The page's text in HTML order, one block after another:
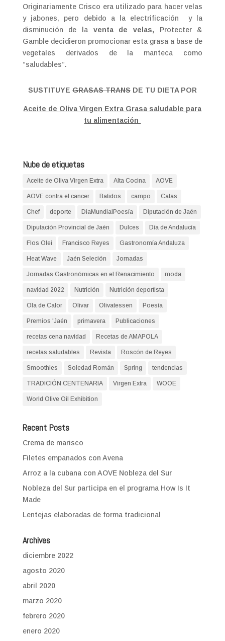
Originariamente Crisco era utilizado para hacer velas
y jabones, pero debido a la electrificación y la
disminución de la venta de velas, Protecter &
Gamble decidieron promocionar esta grasa a base de
vegetales derivados de la manteca como
“saludables”.
SUSTITUYE GRASAS TRANSDE TU DIETA POR
Aceite de Oliva Virgen Extra Grasa saludable para
tu alimentación
Nube de etiquetas
Aceite de Oliva Virgen Extra Alta Cocina AOVE
AOVE contra el cancer Batidos campo Catas
Chef deporte DiaMundialPoesía Diputación de Jaén
Diputación Provincial de Jaén Dulces Día de Andalucía
Flos Olei Francisco Reyes Gastronomía Andaluza
Heat Wave Jaén Seleción Jornadas
Jornadas Gastronómicas en el Renacimiento moda
navidad 2022 Nutrición Nutrición deportista
Ola de Calor Olivar Olivatessen Poesía
Premios 'Jaén primavera Publicaciones
recetas cena navidad Recetas de AMAPOLA
recetas saludables Revista Roscón de Reyes
Smoothies Soledad Román Spring tendencias
TRADICIÓN CENTENARIA Virgen Extra WOOE
World Olive Oil Exhibition
Recent Posts
Crema de marisco
Filetes empanados con Avena
Arroz a la cubana con AOVE Nobleza del Sur
Nobleza del Sur participa en el programa How Is It
Made
Lentejas elaboradas de forma tradicional
Archives
diciembre 2022
agosto 2020
abril 2020
marzo 2020
febrero 2020
enero 2020